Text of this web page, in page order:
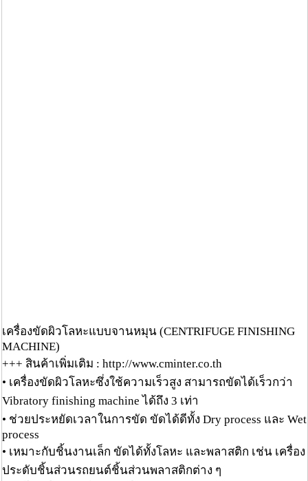
เครื่องขัดผิวโลหะแบบจานหมุน (CENTRIFUGE FINISHING
MACHINE)
+++ สินค้าเพิ่มเติม : http://www.cminter.co.th
• เครื่องขัดผิวโลหะซึ่งใช้ความเร็วสูง สามารถขัดได้เร็วกว่า
Vibratory finishing machine ได้ถึง 3 เท่า
• ช่วยประหยัดเวลาในการขัด ขัดได้ดีทั้ง Dry process และ Wet
process
• เหมาะกับชิ้นงานเล็ก ขัดได้ทั้งโลหะ และพลาสติก เช่น เครื่อง
ประดับชิ้นส่วนรถยนต์ชิ้นส่วนพลาสติกต่าง ๆ